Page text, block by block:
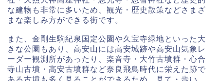
な建物も非常に多いため、観光・歴史散策などさまざ
まな楽しみ方ができる街です。
また、金剛生駒紀泉国定公園や久宝寺緑地といった大
きな公園もあり、高安山には高安城跡や高安山気象レ
ーダー観測所があったり、楽音寺・大竹古墳群・心合
寺山古墳・高安古墳群など奈良飛鳥時代に栄えた跡で